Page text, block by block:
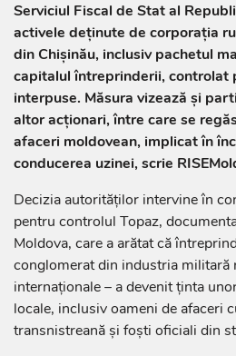
Serviciul Fiscal de Stat al
activele deținute de corporația
din Chișinău, inclusiv pachetul
capitalul întreprinderii, controlat
interpuse. Măsura vizează și
altor acționari, între care se
afaceri moldovean, implicat în
conducerea uzinei, scrie
Decizia autorităților intervine în
pentru controlul Topaz,
Moldova, care a arătat că
conglomerat din industria militară
internaționale – a devenit ținta
locale, inclusiv oameni de afaceri
transnistreană și foști oficiali din